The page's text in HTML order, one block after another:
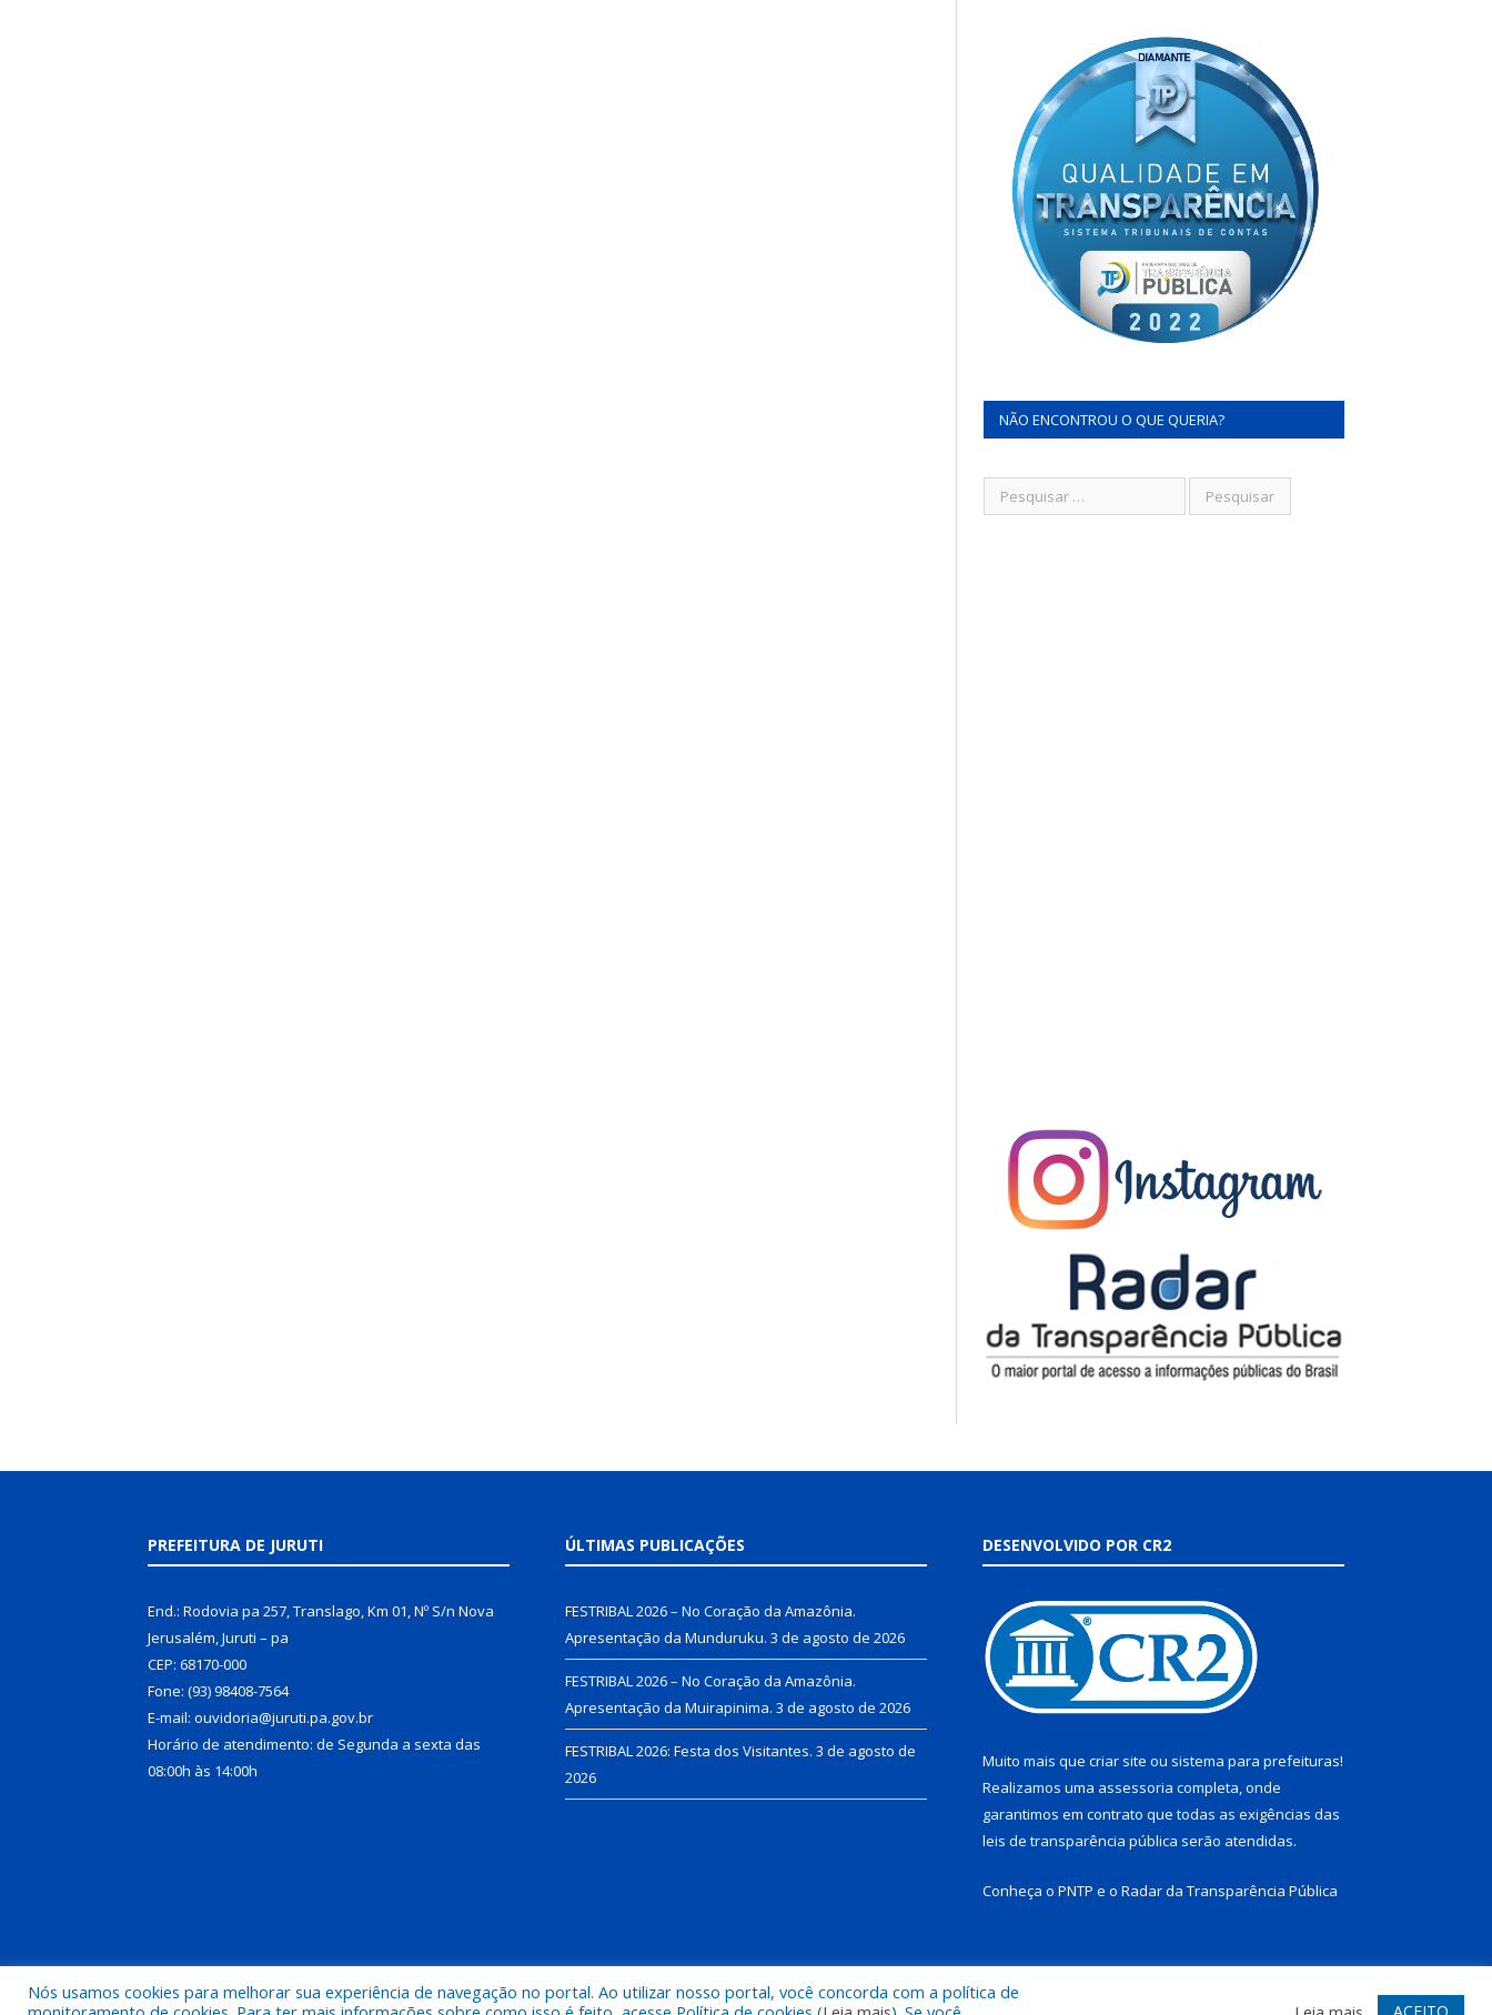
NÃO ENCONTROU O QUE QUERIA?
PREFEITURA DE JURUTI
End.: Rodovia pa 257, Translago, Km 01, Nº S/n Nova
Jerusalém, Juruti – pa
CEP: 68170-000
Fone: (93) 98408-7564
E-mail: ouvidoria@juruti.pa.gov.br
Horário de atendimento: de Segunda a sexta das
08:00h às 14:00h
ÚLTIMAS PUBLICAÇÕES
FESTRIBAL 2026 – No Coração da Amazônia.
Apresentação da Munduruku. 3 de agosto de 2026
FESTRIBAL 2026 – No Coração da Amazônia.
Apresentação da Muirapinima. 3 de agosto de 2026
FESTRIBAL 2026: Festa dos Visitantes. 3 de agosto de
2026
DESENVOLVIDO POR CR2
Muito mais que criar site ou sistema para prefeituras!
Realizamos uma assessoria completa, onde
garantimos em contrato que todas as exigências das
leis de transparência pública serão atendidas.
Conheça o PNTP e o Radar da Transparência Pública
Todos os direitos reservados a Prefeitura Municipal de Juruti. Mapa do Site Acessar Webmail
Nós usamos cookies para melhorar sua experiência de navegação no portal. Ao utilizar nosso portal, você concorda com a política de
ACEITO